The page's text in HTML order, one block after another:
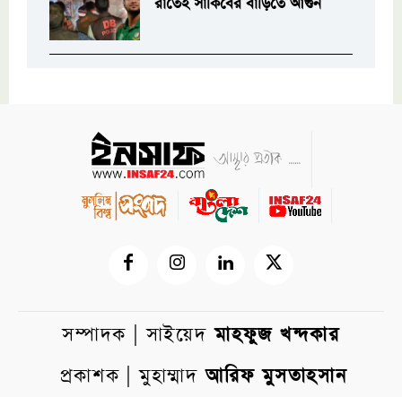
রাতেই সাকিবের বাড়িতে আগুন
সম্পাদক | সাইয়েদমাহফুজ খন্দকার
প্রকাশক | মুহাম্মাদআরিফ মুসতাহসান